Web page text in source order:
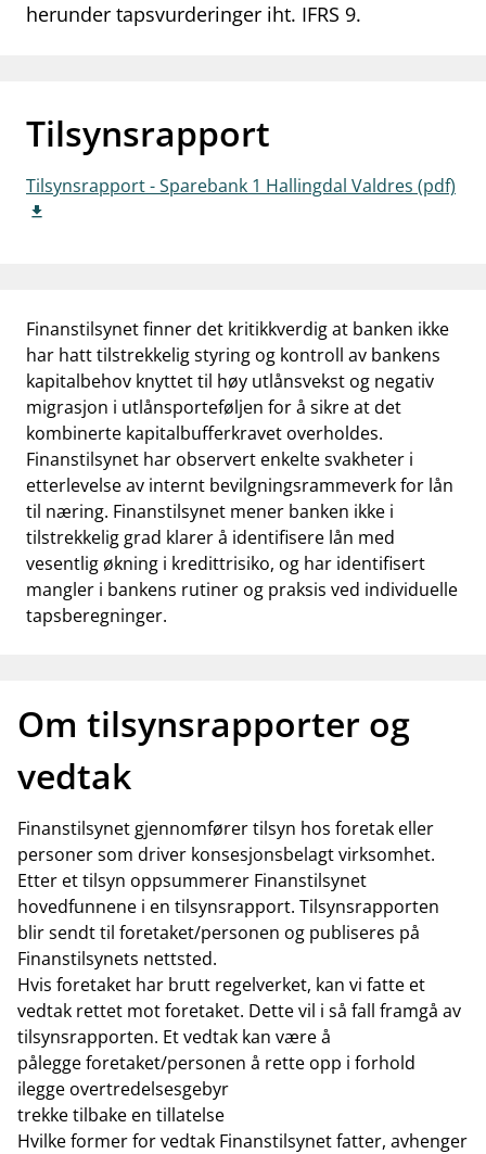
dashboardInformasjon for investorer
herunder tapsvurderinger iht. IFRS 9.
Tilsynsrapport
Tilsynsrapport - Sparebank 1 Hallingdal Valdres (pdf)
Finanstilsynet finner det kritikkverdig at banken ikke
har hatt tilstrekkelig styring og kontroll av bankens
kapitalbehov knyttet til høy utlånsvekst og negativ
migrasjon i utlånsporteføljen for å sikre at det
kombinerte kapitalbufferkravet overholdes.
Finanstilsynet har observert enkelte svakheter i
etterlevelse av internt bevilgningsrammeverk for lån
til næring. Finanstilsynet mener banken ikke i
tilstrekkelig grad klarer å identifisere lån med
vesentlig økning i kredittrisiko, og har identifisert
mangler i bankens rutiner og praksis ved individuelle
tapsberegninger.
Om tilsynsrapporter og
vedtak
Finanstilsynet gjennomfører tilsyn hos foretak eller
personer som driver konsesjonsbelagt virksomhet.
Etter et tilsyn oppsummerer Finanstilsynet
hovedfunnene i en tilsynsrapport. Tilsynsrapporten
blir sendt til foretaket/personen og publiseres på
Finanstilsynets nettsted.
Hvis foretaket har brutt regelverket, kan vi fatte et
vedtak rettet mot foretaket. Dette vil i så fall framgå av
tilsynsrapporten. Et vedtak kan være å
pålegge foretaket/personen å rette opp i forhold
ilegge overtredelsesgebyr
trekke tilbake en tillatelse
Hvilke former for vedtak Finanstilsynet fatter, avhenger